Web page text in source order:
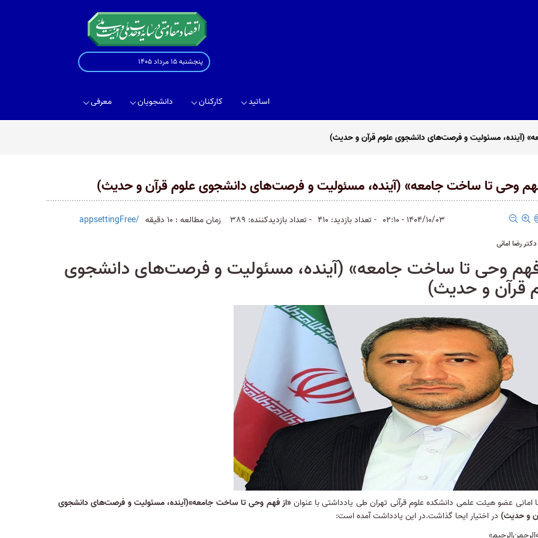
پنجشنبه 15 مرداد 1405
معرفی دانشجویان کارکنان اساتید
(آینده، مسئولیت و فرصت‌های دانشجوی علوم قرآن و حدیث)
وحی تا ساخت جامعه» (آینده، مسئولیت و فرصت‌های دانشجوی علوم قرآن و حدیث)
1404/10/03 - 02:10 - تعداد بازدید: 410 - تعداد بازدیدکننده: 389 زمان مطالعه : 10 دقیقه /appsettingFree
رضا امانی
فهم وحی تا ساخت جامعه» (آینده، مسئولیت و فرصت‌های دانشجوی
قرآن و حدیث)
امانی عضو هیئت علمی دانشکده علوم قرآنی تهران طی یادداشتی با عنوان «از فهم وحی تا ساخت جامعه»(آینده، مسئولیت و فرصت‌های دانشجوی
و حدیث) در اختیار ایحا گذاشت.در این یادداشت آمده است: